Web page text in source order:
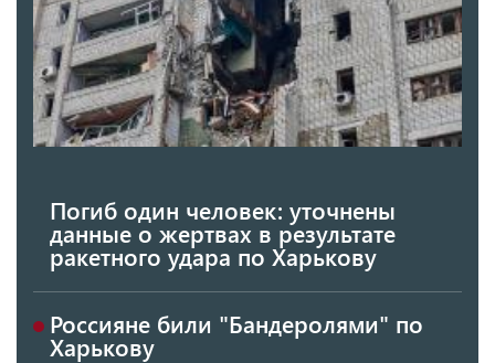
Погиб один человек: уточнены
данные о жертвах в результате
ракетного удара по Харькову
Россияне били "Бандеролями" по
Харькову